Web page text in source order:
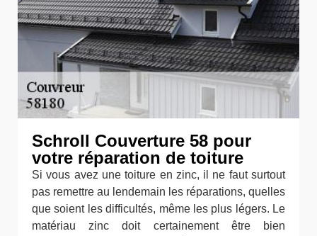
Schroll Couverture 58 pour
votre réparation de toiture
Si vous avez une toiture en zinc, il ne faut surtout
pas remettre au lendemain les réparations, quelles
que soient les difficultés, même les plus légers. Le
matériau zinc doit certainement être bien